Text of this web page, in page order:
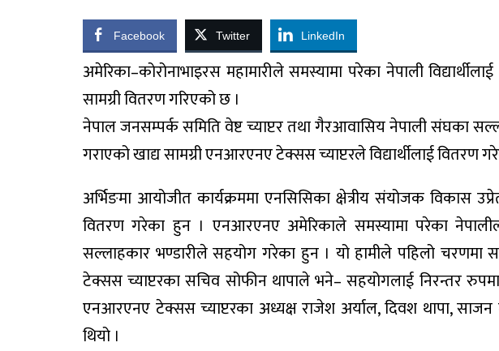
Facebook Twitter LinkedIn
अमेरिका–कोरोनाभाइरस महामारीले समस्यामा परेका नेपाली
सामग्री वितरण गरिएको छ ।
नेपाल जनसम्पर्क समिति वेष्ट च्याप्टर तथा गैरआवासिय नेपाली संघका
गराएको खाद्य सामग्री एनआरएनए टेक्सस च्याप्टरले विद्यार्थीलाई वितरण
अर्भिङमा आयोजीत कार्यक्रममा एनसिसिका क्षेत्रीय संयोजक विकास
वितरण गरेका हुन । एनआरएनए अमेरिकाले समस्यामा परेका
सल्लाहकार भण्डारीले सहयोग गरेका हुन । यो हामीले पहिलो चरणमा
टेक्सस च्याप्टरका सचिव सोफीन थापाले भने– सहयोगलाई निरन्तर
एनआरएनए टेक्सस च्याप्टरका अध्यक्ष राजेश अर्याल, दिवश थापा,
थियो ।